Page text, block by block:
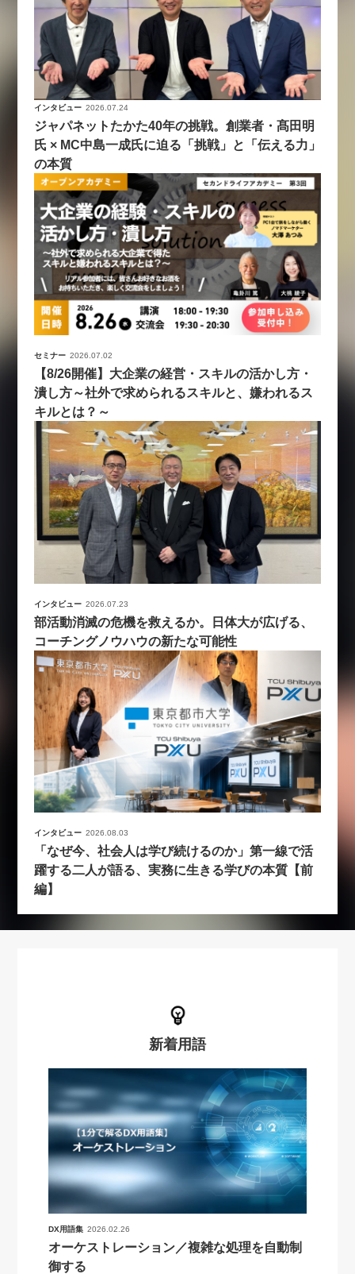
インタビュー 2026.07.24
ジャパネットたかた40年の挑戦。創業者・髙田明
氏 × MC中島一成氏に迫る「挑戦」と「伝える力」
の本質
セミナー 2026.07.02
【8/26開催】大企業の経営・スキルの活かし方・
潰し方～社外で求められるスキルと、嫌われるス
キルとは？～
インタビュー 2026.07.23
部活動消滅の危機を救えるか。日体大が広げる、
コーチングノウハウの新たな可能性
インタビュー 2026.08.03
「なぜ今、社会人は学び続けるのか」第一線で活
躍する二人が語る、実務に生きる学びの本質【前
編】
新着用語
DX用語集 2026.02.26
オーケストレーション／複雑な処理を自動制
御する